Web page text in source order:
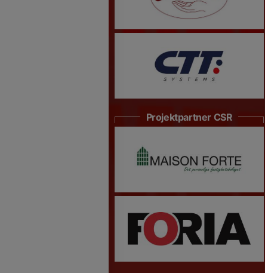
Projektpartner CSR